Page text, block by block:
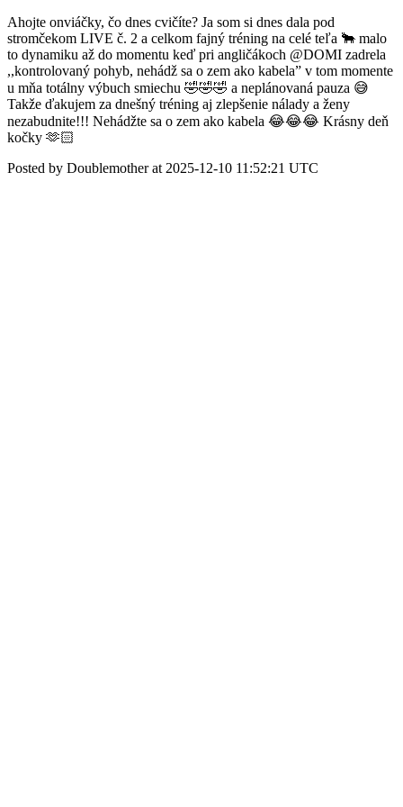
Ahojte onviáčky, čo dnes cvičíte? Ja som si dnes dala pod
stromčekom LIVE č. 2 a celkom fajný tréning na celé teľa 🐂 malo
to dynamiku až do momentu keď pri angličákoch @DOMI zadrela
,,kontrolovaný pohyb, nehádž sa o zem ako kabela” v tom momente
u mňa totálny výbuch smiechu 🤣🤣🤣 a neplánovaná pauza 😅
Takže ďakujem za dnešný tréning aj zlepšenie nálady a ženy
nezabudnite!!! Nehádžte sa o zem ako kabela 😂😂😂 Krásny deň
kočky 🫶🏻
Posted by Doublemother at 2025-12-10 11:52:21 UTC